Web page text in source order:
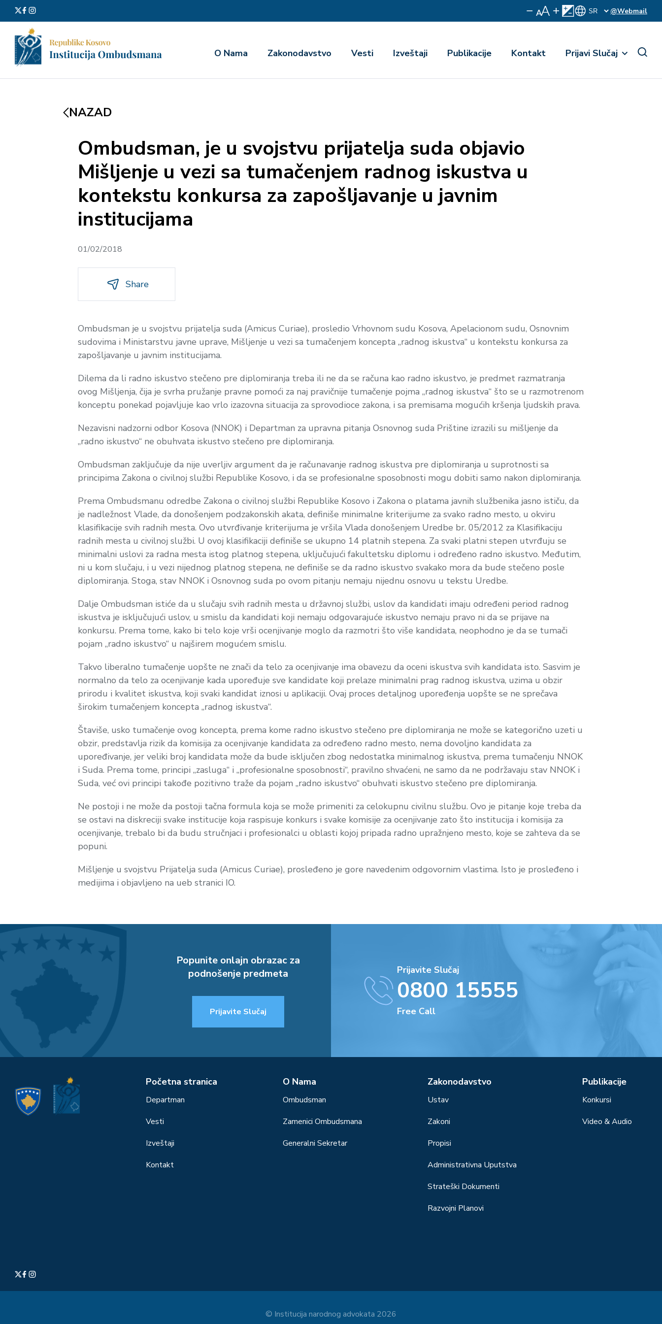
@Webmail
О Nama Zakonodavstvo Vesti Izveštaji Publikacije Kontakt Prijavi Slučaj
NAZAD
Ombudsman, je u svojstvu prijatelja suda objavio
Mišljenje u vezi sa tumačenjem radnog iskustva u
kontekstu konkursa za zapošljavanje u javnim
institucijama
01/02/2018
Share
Ombudsman je u svojstvu prijatelja suda (Amicus Curiae), prosledio Vrhovnom sudu Kosova, Apelacionom sudu, Osnovnim
sudovima i Ministarstvu javne uprave, Mišljenje u vezi sa tumačenjem koncepta „radnog iskustva“ u kontekstu konkursa za
zapošljavanje u javnim institucijama.
Dilema da li radno iskustvo stečeno pre diplomiranja treba ili ne da se računa kao radno iskustvo, je predmet razmatranja
ovog Mišljenja, čija je svrha pružanje pravne pomoći za naj pravičnije tumačenje pojma „radnog iskustva“ što se u razmotrenom
konceptu ponekad pojavljuje kao vrlo izazovna situacija za sprovodioce zakona, i sa premisama mogućih kršenja ljudskih prava.
Nezavisni nadzorni odbor Kosova (NNOK) i Departman za upravna pitanja Osnovnog suda Prištine izrazili su mišljenje da
„radno iskustvo“ ne obuhvata iskustvo stečeno pre diplomiranja.
Ombudsman zaključuje da nije uverljiv argument da je računavanje radnog iskustva pre diplomiranja u suprotnosti sa
principima Zakona o civilnoj službi Republike Kosovo, i da se profesionalne sposobnosti mogu dobiti samo nakon diplomiranja.
Prema Ombudsmanu odredbe Zakona o civilnoj službi Republike Kosovo i Zakona o platama javnih službenika jasno ističu, da
je nadležnost Vlade, da donošenjem podzakonskih akata, definiše minimalne kriterijume za svako radno mesto, u okviru
klasifikacije svih radnih mesta. Ovo utvrđivanje kriterijuma je vršila Vlada donošenjem Uredbe br. 05/2012 za Klasifikaciju
radnih mesta u civilnoj službi. U ovoj klasifikaciji definiše se ukupno 14 platnih stepena. Za svaki platni stepen utvrđuju se
minimalni uslovi za radna mesta istog platnog stepena, uključujući fakultetsku diplomu i određeno radno iskustvo. Međutim,
ni u kom slučaju, i u vezi nijednog platnog stepena, ne definiše se da radno iskustvo svakako mora da bude stečeno posle
diplomiranja. Stoga, stav NNOK i Osnovnog suda po ovom pitanju nemaju nijednu osnovu u tekstu Uredbe.
Dalje Ombudsman istiće da u slučaju svih radnih mesta u državnoj službi, uslov da kandidati imaju određeni period radnog
iskustva je isključujući uslov, u smislu da kandidati koji nemaju odgovarajuće iskustvo nemaju pravo ni da se prijave na
konkursu. Prema tome, kako bi telo koje vrši ocenjivanje moglo da razmotri što više kandidata, neophodno je da se tumači
pojam „radno iskustvo“ u najširem mogućem smislu.
Takvo liberalno tumačenje uopšte ne znači da telo za ocenjivanje ima obavezu da oceni iskustva svih kandidata isto. Sasvim je
normalno da telo za ocenjivanje kada upoređuje sve kandidate koji prelaze minimalni prag radnog iskustva, uzima u obzir
prirodu i kvalitet iskustva, koji svaki kandidat iznosi u aplikaciji. Ovaj proces detaljnog upoređenja uopšte se ne sprečava
širokim tumačenjem koncepta „radnog iskustva“.
Štaviše, usko tumačenje ovog koncepta, prema kome radno iskustvo stečeno pre diplomiranja ne može se kategorično uzeti u
obzir, predstavlja rizik da komisija za ocenjivanje kandidata za određeno radno mesto, nema dovoljno kandidata za
upoređivanje, jer veliki broj kandidata može da bude isključen zbog nedostatka minimalnog iskustva, prema tumačenju NNOK
i Suda. Prema tome, principi „zasluga“ i „profesionalne sposobnosti“, pravilno shvaćeni, ne samo da ne podržavaju stav NNOK i
Suda, već ovi principi takođe pozitivno traže da pojam „radno iskustvo“ obuhvati iskustvo stečeno pre diplomiranja.
Ne postoji i ne može da postoji tačna formula koja se može primeniti za celokupnu civilnu službu. Ovo je pitanje koje treba da
se ostavi na diskreciji svake institucije koja raspisuje konkurs i svake komisije za ocenjivanje zato što institucija i komisija za
ocenjivanje, trebalo bi da budu stručnjaci i profesionalci u oblasti kojoj pripada radno upražnjeno mesto, koje se zahteva da se
popuni.
Mišljenje u svojstvu Prijatelja suda (Amicus Curiae), prosleđeno je gore navedenim odgovornim vlastima. Isto je prosleđeno i
medijima i objavljeno na ueb stranici IO.
Popunite onlajn obrazac za
podnošenje predmeta
Prijavite Slučaj
Prijavite Slučaj
0800 15555
Free Call
Početna stranica
Departman
Vesti
Izveštaji
Kontakt
О Nama
Ombudsman
Zamenici Ombudsmana
Generalni Sekretar
Zakonodavstvo
Ustav
Zakoni
Propisi
Administrativna Uputstva
Strateški Dokumenti
Razvojni Planovi
Publikacije
Konkursi
Video & Audio
© Institucija narodnog advokata 2026